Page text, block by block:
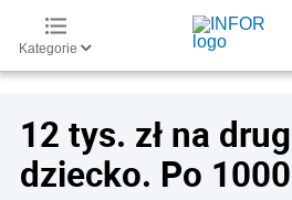
Kategorie
12 tys. zł na
dziecko. Po 1000